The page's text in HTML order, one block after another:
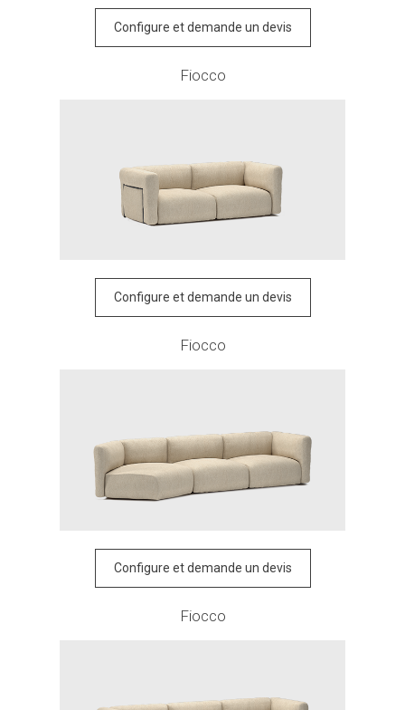
Configure et demande un devis
Fiocco
Configure et demande un devis
Fiocco
Configure et demande un devis
Fiocco